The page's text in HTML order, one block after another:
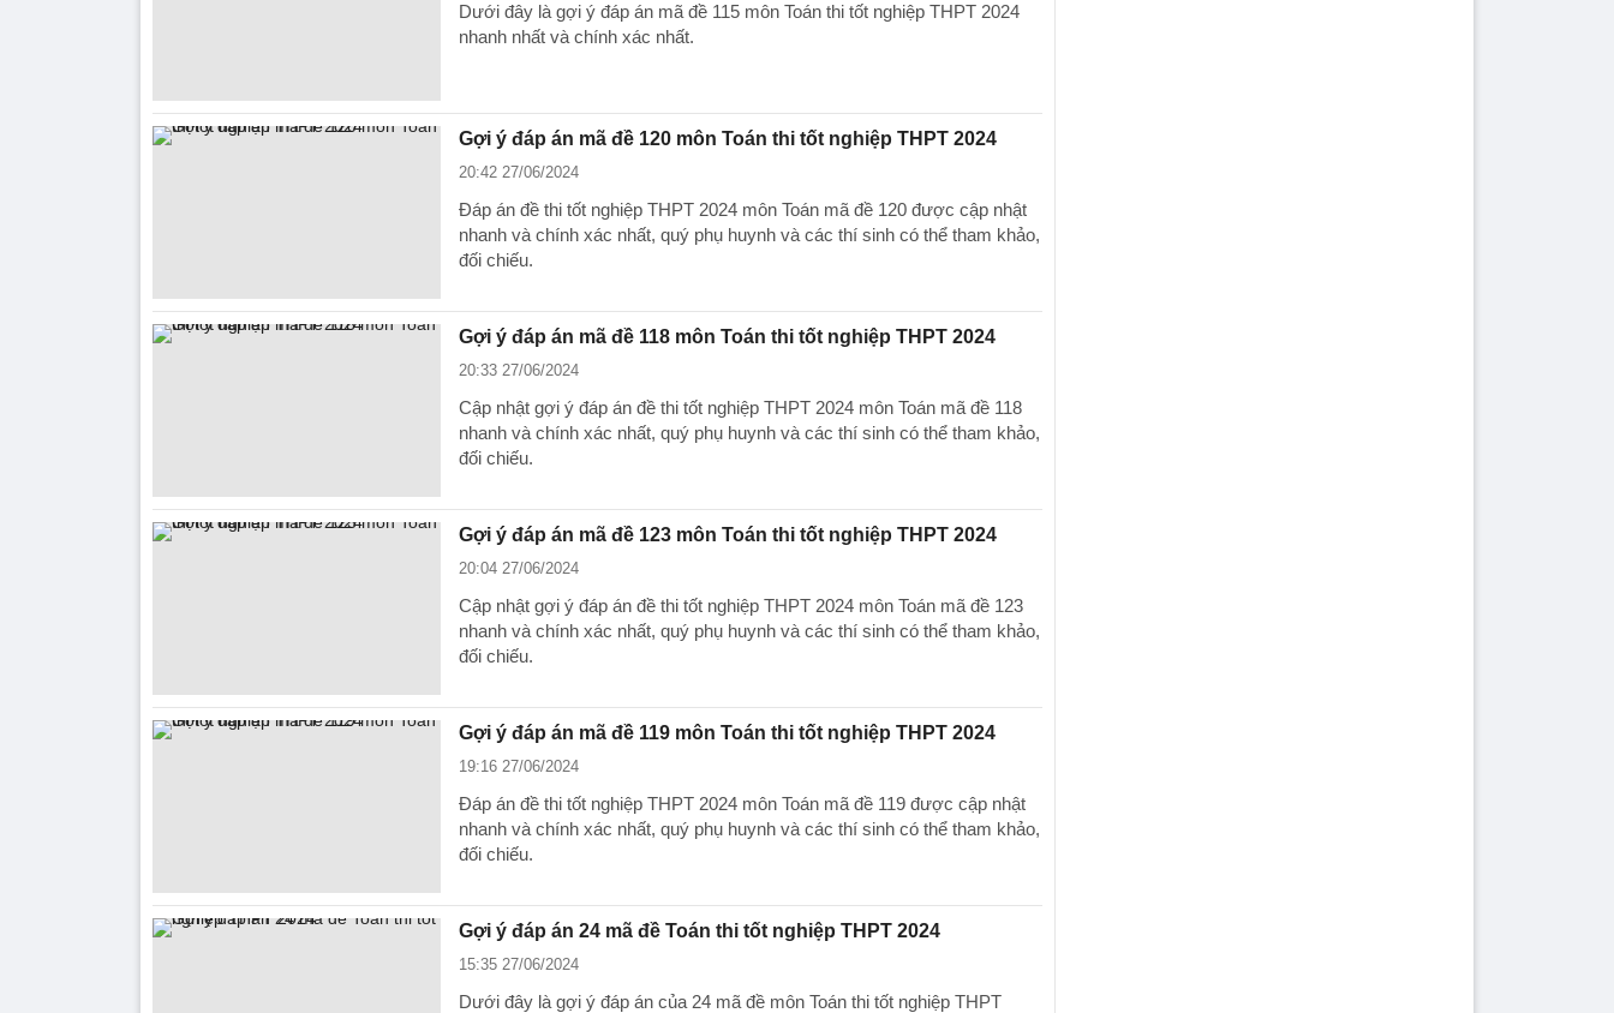
Dưới đây là gợi ý đáp án mã đề 115 môn Toán thi tốt nghiệp THPT 2024
nhanh nhất và chính xác nhất.
Gợi ý đáp án mã đề 120 môn Toán thi tốt nghiệp THPT 2024
20:42 27/06/2024
Đáp án đề thi tốt nghiệp THPT 2024 môn Toán mã đề 120 được cập nhật
nhanh và chính xác nhất, quý phụ huynh và các thí sinh có thể tham khảo,
đối chiếu.
Gợi ý đáp án mã đề 118 môn Toán thi tốt nghiệp THPT 2024
20:33 27/06/2024
Cập nhật gợi ý đáp án đề thi tốt nghiệp THPT 2024 môn Toán mã đề 118
nhanh và chính xác nhất, quý phụ huynh và các thí sinh có thể tham khảo,
đối chiếu.
Gợi ý đáp án mã đề 123 môn Toán thi tốt nghiệp THPT 2024
20:04 27/06/2024
Cập nhật gợi ý đáp án đề thi tốt nghiệp THPT 2024 môn Toán mã đề 123
nhanh và chính xác nhất, quý phụ huynh và các thí sinh có thể tham khảo,
đối chiếu.
Gợi ý đáp án mã đề 119 môn Toán thi tốt nghiệp THPT 2024
19:16 27/06/2024
Đáp án đề thi tốt nghiệp THPT 2024 môn Toán mã đề 119 được cập nhật
nhanh và chính xác nhất, quý phụ huynh và các thí sinh có thể tham khảo,
đối chiếu.
Gợi ý đáp án 24 mã đề Toán thi tốt nghiệp THPT 2024
15:35 27/06/2024
Dưới đây là gợi ý đáp án của 24 mã đề môn Toán thi tốt nghiệp THPT